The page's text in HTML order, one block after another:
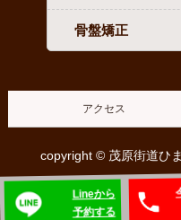
Lineから
予約する
骨盤矯正
アクセス
copyright © 茂原街道ひ